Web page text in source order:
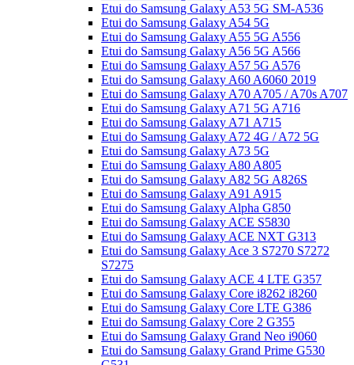
Etui do Samsung Galaxy A53 5G SM-A536
Etui do Samsung Galaxy A54 5G
Etui do Samsung Galaxy A55 5G A556
Etui do Samsung Galaxy A56 5G A566
Etui do Samsung Galaxy A57 5G A576
Etui do Samsung Galaxy A60 A6060 2019
Etui do Samsung Galaxy A70 A705 / A70s A707
Etui do Samsung Galaxy A71 5G A716
Etui do Samsung Galaxy A71 A715
Etui do Samsung Galaxy A72 4G / A72 5G
Etui do Samsung Galaxy A73 5G
Etui do Samsung Galaxy A80 A805
Etui do Samsung Galaxy A82 5G A826S
Etui do Samsung Galaxy A91 A915
Etui do Samsung Galaxy Alpha G850
Etui do Samsung Galaxy ACE S5830
Etui do Samsung Galaxy ACE NXT G313
Etui do Samsung Galaxy Ace 3 S7270 S7272
S7275
Etui do Samsung Galaxy ACE 4 LTE G357
Etui do Samsung Galaxy Core i8262 i8260
Etui do Samsung Galaxy Core LTE G386
Etui do Samsung Galaxy Core 2 G355
Etui do Samsung Galaxy Grand Neo i9060
Etui do Samsung Galaxy Grand Prime G530